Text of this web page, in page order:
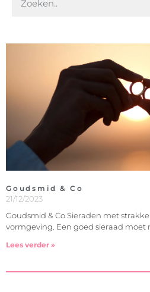
Goudsmid & Co
21/12/2023
Goudsmid & Co Sieraden met
vormgeving. Een goed sieraad moet
Lees verder »